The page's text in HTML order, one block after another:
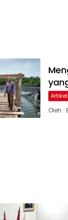
Artikel
Oleh :